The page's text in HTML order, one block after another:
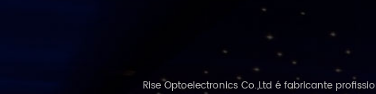
Rise Optoelectronics Co.,Ltd é fabricante